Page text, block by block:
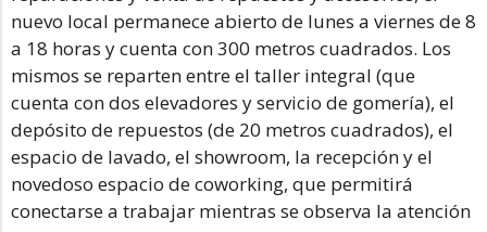
nuevo local permanece abierto de lunes a viernes de 8
a 18 horas y cuenta con 300 metros cuadrados. Los
mismos se reparten entre el taller integral (que
cuenta con dos elevadores y servicio de gomería), el
depósito de repuestos (de 20 metros cuadrados), el
espacio de lavado, el showroom, la recepción y el
novedoso espacio de coworking, que permitirá
conectarse a trabajar mientras se observa la atención